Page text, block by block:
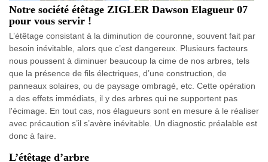
Notre société étêtage ZIGLER Dawson Elagueur 07
pour vous servir !
L’étêtage consistant à la diminution de couronne, souvent fait par
besoin inévitable, alors que c’est dangereux. Plusieurs facteurs
nous poussent à diminuer beaucoup la cime de nos arbres, tels
que la présence de fils électriques, d’une construction, de
panneaux solaires, ou de paysage ombragé, etc. Cette opération
a des effets immédiats, il y des arbres qui ne supportent pas
l'écimage. En tout cas, nos élagueurs sont en mesure à le réaliser
avec précaution s’il s’avère inévitable. Un diagnostic préalable est
donc à faire.
L’étêtage d’arbre